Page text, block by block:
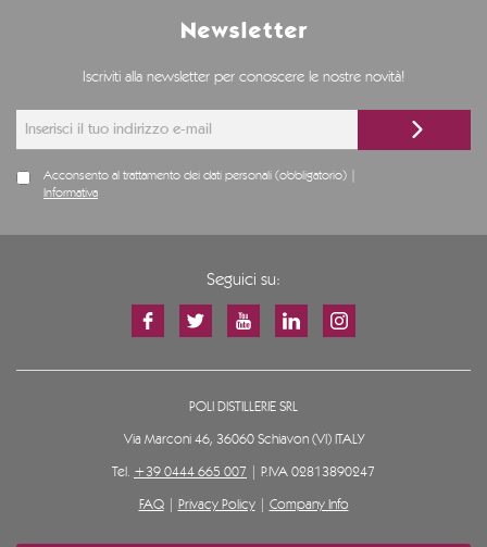
Newsletter
Iscriviti alla newsletter per conoscere le nostre novità!
Acconsento al trattamento dei dati personali (obbligatorio) |
Informativa
Seguici su:
POLI DISTILLERIE SRL
Via Marconi 46, 36060 Schiavon (VI) ITALY
Tel. +39 0444 665 007 | P.IVA 02813890247
FAQ| Privacy Policy| Company Info